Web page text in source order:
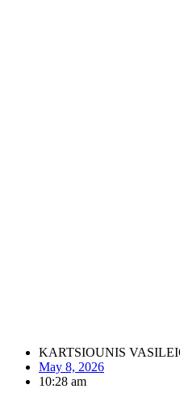
KARTSIOUNIS
May 8, 2026
10:28 am